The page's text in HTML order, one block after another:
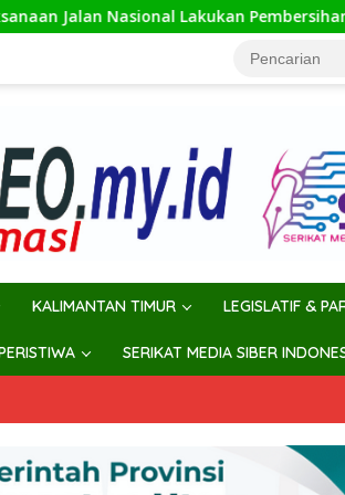
Lakukan Pembersihan dan Pengecatan
KALIMANTAN TIMUR LEGISLATIF &
SERIKAT MEDIA SIBER